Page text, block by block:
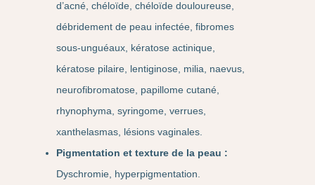
d’acné, chéloïde, chéloïde douloureuse,
débridement de peau infectée, fibromes
sous-unguéaux, kératose actinique,
kératose pilaire, lentiginose, milia, naevus,
neurofibromatose, papillome cutané,
rhynophyma, syringome, verrues,
xanthelasmas, lésions vaginales.
Pigmentation et texture de la peau :
Dyschromie, hyperpigmentation.